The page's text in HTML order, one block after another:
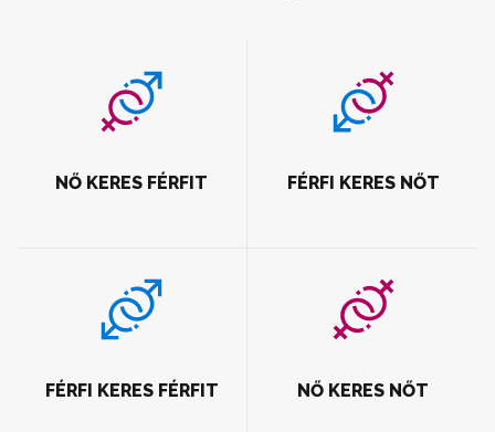
NŐ KERES FÉRFIT FÉRFI KERES NŐT
FÉRFI KERES FÉRFIT NŐ KERES NŐT